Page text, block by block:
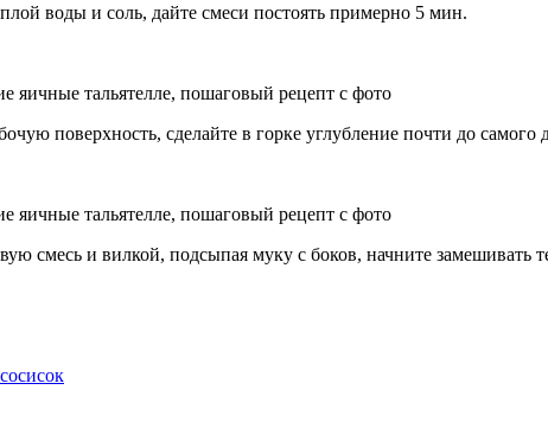
воды и соль, дайте смеси постоять примерно 5 мин.
поверхность, сделайте в горке углубление почти до самого
смесь и вилкой, подсыпая муку с боков, начните замешивать